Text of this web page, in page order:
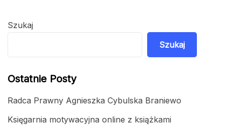
Szukaj
Szukaj
Ostatnie Posty
Radca Prawny Agnieszka Cybulska Braniewo
Księgarnia motywacyjna online z książkami